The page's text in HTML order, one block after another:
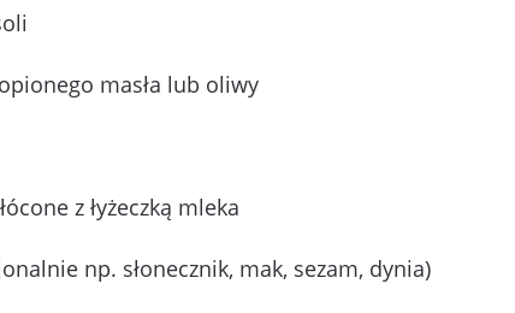
masła lub oliwy
z łyżeczką mleka
np. słonecznik, mak, sezam, dynia)